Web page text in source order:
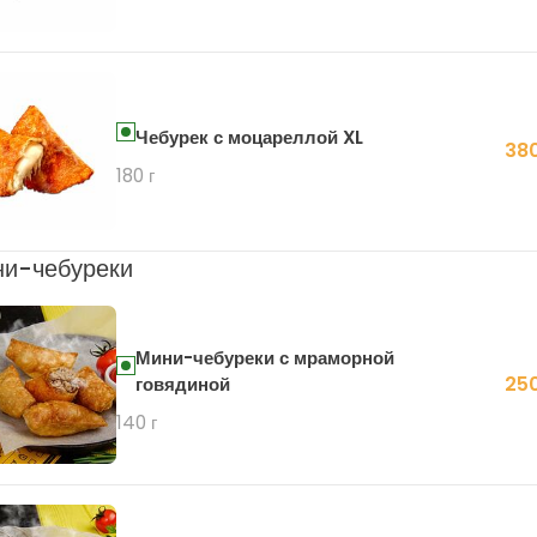
Чебурек с моцареллой XL
180 г
чебуреки
Мини-чебуреки с мраморной
говядиной
140 г